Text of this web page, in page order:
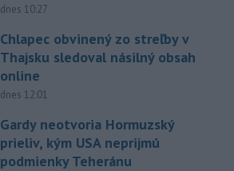
dnes 10:27
Chlapec obvinený zo streľby v
Thajsku sledoval násilný obsah
online
dnes 12:01
Gardy neotvoria Hormuzský
prieliv, kým USA neprijmú
podmienky Teheránu